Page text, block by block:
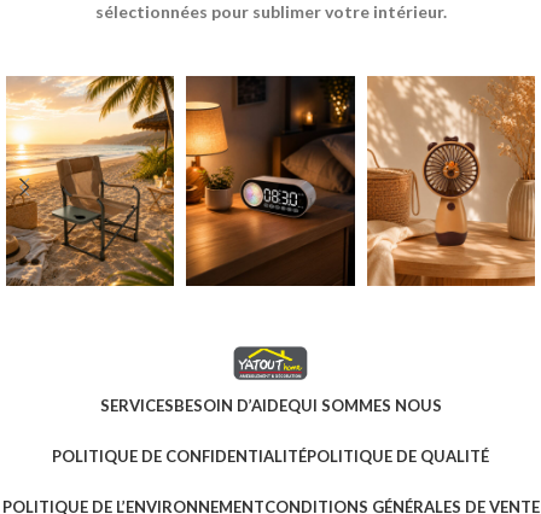
sélectionnées pour sublimer votre intérieur.
SERVICESBESOIN D’AIDEQUI SOMMES NOUS
POLITIQUE DE CONFIDENTIALITÉPOLITIQUE DE QUALITÉ
POLITIQUE DE L’ENVIRONNEMENTCONDITIONS GÉNÉRALES DE VENTE